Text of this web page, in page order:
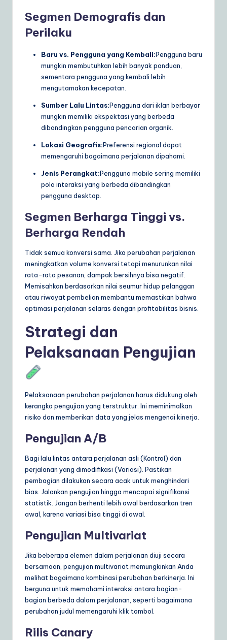
Segmen Demografis dan
Perilaku
Baru vs. Pengguna yang Kembali:Pengguna baru
mungkin membutuhkan lebih banyak panduan,
sementara pengguna yang kembali lebih
mengutamakan kecepatan.
Sumber Lalu Lintas:Pengguna dari iklan berbayar
mungkin memiliki ekspektasi yang berbeda
dibandingkan pengguna pencarian organik.
Lokasi Geografis:Preferensi regional dapat
memengaruhi bagaimana perjalanan dipahami.
Jenis Perangkat:Pengguna mobile sering memiliki
pola interaksi yang berbeda dibandingkan
pengguna desktop.
Segmen Berharga Tinggi vs.
Berharga Rendah
Tidak semua konversi sama. Jika perubahan perjalanan
meningkatkan volume konversi tetapi menurunkan nilai
rata-rata pesanan, dampak bersihnya bisa negatif.
Memisahkan berdasarkan nilai seumur hidup pelanggan
atau riwayat pembelian membantu memastikan bahwa
optimasi perjalanan selaras dengan profitabilitas bisnis.
Strategi dan
Pelaksanaan Pengujian
Pelaksanaan perubahan perjalanan harus didukung oleh
kerangka pengujian yang terstruktur. Ini meminimalkan
risiko dan memberikan data yang jelas mengenai kinerja.
Pengujian A/B
Bagi lalu lintas antara perjalanan asli (Kontrol) dan
perjalanan yang dimodifikasi (Variasi). Pastikan
pembagian dilakukan secara acak untuk menghindari
bias. Jalankan pengujian hingga mencapai signifikansi
statistik. Jangan berhenti lebih awal berdasarkan tren
awal, karena variasi bisa tinggi di awal.
Pengujian Multivariat
Jika beberapa elemen dalam perjalanan diuji secara
bersamaan, pengujian multivariat memungkinkan Anda
melihat bagaimana kombinasi perubahan berkinerja. Ini
berguna untuk memahami interaksi antara bagian-
bagian berbeda dalam perjalanan, seperti bagaimana
perubahan judul memengaruhi klik tombol.
Rilis Canary